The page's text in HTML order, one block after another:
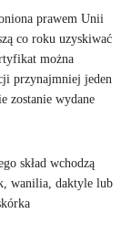
prawem Unii
co roku uzyskiwać
można
przynajmniej jeden
zostanie wydane
skład wchodzą
wanilia, daktyle lub